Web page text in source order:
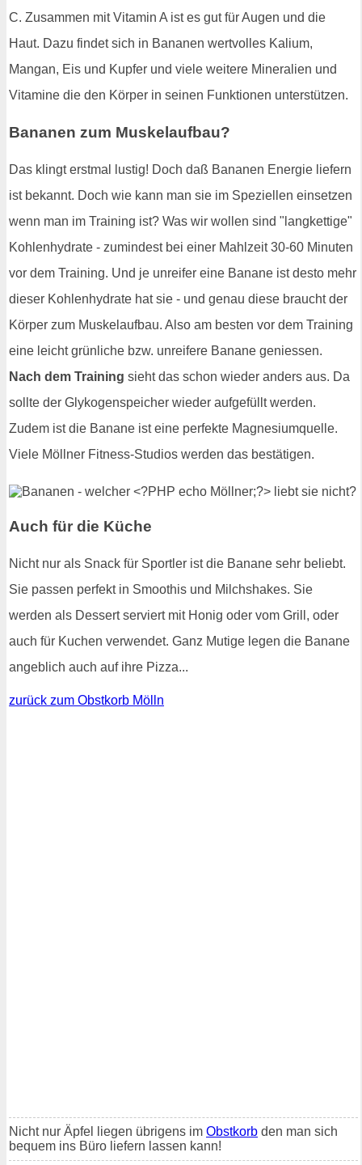
C. Zusammen mit Vitamin A ist es gut für Augen und die
Haut. Dazu findet sich in Bananen wertvolles Kalium,
Mangan, Eis und Kupfer und viele weitere Mineralien und
Vitamine die den Körper in seinen Funktionen unterstützen.
Bananen zum Muskelaufbau?
Das klingt erstmal lustig! Doch daß Bananen Energie liefern
ist bekannt. Doch wie kann man sie im Speziellen einsetzen
wenn man im Training ist? Was wir wollen sind "langkettige"
Kohlenhydrate - zumindest bei einer Mahlzeit 30-60 Minuten
vor dem Training. Und je unreifer eine Banane ist desto mehr
dieser Kohlenhydrate hat sie - und genau diese braucht der
Körper zum Muskelaufbau. Also am besten vor dem Training
eine leicht grünliche bzw. unreifere Banane geniessen.
Nach dem Training sieht das schon wieder anders aus. Da
sollte der Glykogenspeicher wieder aufgefüllt werden.
Zudem ist die Banane ist eine perfekte Magnesiumquelle.
Viele Möllner Fitness-Studios werden das bestätigen.
Auch für die Küche
Nicht nur als Snack für Sportler ist die Banane sehr beliebt.
Sie passen perfekt in Smoothis und Milchshakes. Sie
werden als Dessert serviert mit Honig oder vom Grill, oder
auch für Kuchen verwendet. Ganz Mutige legen die Banane
angeblich auch auf ihre Pizza...
zurück zum Obstkorb Mölln
Nicht nur Äpfel liegen übrigens im Obstkorb den man sich
bequem ins Büro liefern lassen kann!